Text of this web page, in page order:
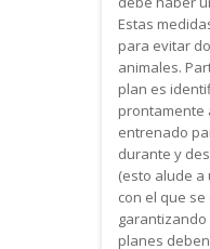
Estas
para evitar
animales.
plan es
prontamente
entrenado
durante y
(esto alude a
con el que
garantizando
planes